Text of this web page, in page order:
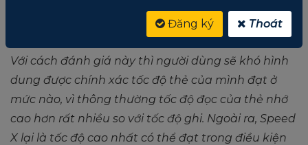
tốc độ đọc cao nhất của thẻ nhớ là 45 x 150 =
Với cách đánh giá này thì người dùng sẽ khó hình
dung được chính xác tốc độ thẻ của mình đạt ở
mức nào, vì thông thường tốc độ đọc của thẻ nhớ
cao hơn rất nhiều so với tốc độ ghi. Ngoài ra, Speed
X lại là tốc độ cao nhất có thể đạt trong điều kiện
Đăng ký Thoát